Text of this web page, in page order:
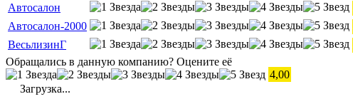
Автосалон
Автосалон-2000
ВесьлизинГ
Обращались в данную компанию? Оцените её
4,00
Загрузка...